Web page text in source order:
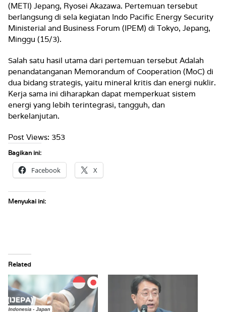
(METI) Jepang, Ryosei Akazawa. Pertemuan tersebut
berlangsung di sela kegiatan Indo Pacific Energy Security
Ministerial and Business Forum (IPEM) di Tokyo, Jepang,
Minggu (15/3).
Salah satu hasil utama dari pertemuan tersebut Adalah
penandatanganan Memorandum of Cooperation (MoC) di
dua bidang strategis, yaitu mineral kritis dan energi nuklir.
Kerja sama ini diharapkan dapat memperkuat sistem
energi yang lebih terintegrasi, tangguh, dan
berkelanjutan.
Post Views: 353
Bagikan ini:
Facebook X
Menyukai ini:
Related